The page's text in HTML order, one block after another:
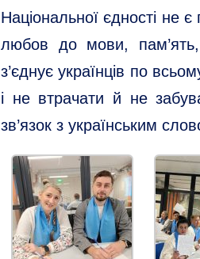
Національної єдності не
любов до мови, пам’ять,
з’єднує українців по
і не втрачати й не
зв’язок з українським